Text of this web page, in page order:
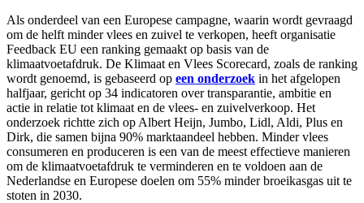
Als onderdeel van een Europese campagne, waarin wordt gevraagd
om de helft minder vlees en zuivel te verkopen, heeft organisatie
Feedback EU een ranking gemaakt op basis van de
klimaatvoetafdruk. De Klimaat en Vlees Scorecard, zoals de ranking
wordt genoemd, is gebaseerd op een onderzoek in het afgelopen
halfjaar, gericht op 34 indicatoren over transparantie, ambitie en
actie in relatie tot klimaat en de vlees- en zuivelverkoop. Het
onderzoek richtte zich op Albert Heijn, Jumbo, Lidl, Aldi, Plus en
Dirk, die samen bijna 90% marktaandeel hebben. Minder vlees
consumeren en produceren is een van de meest effectieve manieren
om de klimaatvoetafdruk te verminderen en te voldoen aan de
Nederlandse en Europese doelen om 55% minder broeikasgas uit te
stoten in 2030.